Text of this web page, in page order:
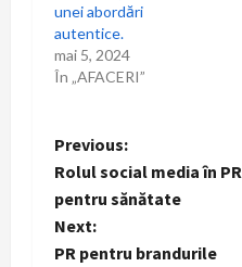
unei abordări
autentice.
mai 5, 2024
În „AFACERI”
P
o
s
Previous:
Rolul social media în PR
pentru sănătate
Next:
PR pentru brandurile